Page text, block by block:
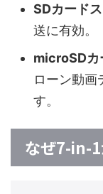
SDカードス
送に有効。
microSDカ
ローン動画
す。
なぜ7-in-